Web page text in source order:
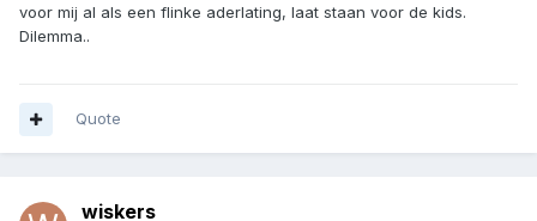
voor mij al als een flinke aderlating, laat staan voor de kids.
Dilemma..
Quote
wiskers